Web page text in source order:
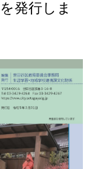
発行しま